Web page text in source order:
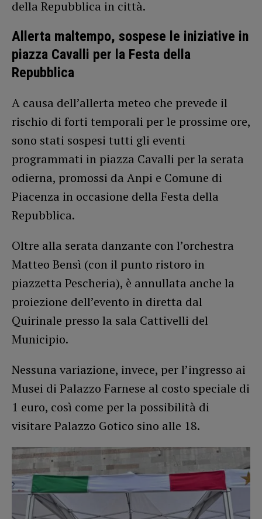
della Repubblica in città.
Allerta maltempo, sospese le iniziative in
piazza Cavalli per la Festa della
Repubblica
A causa dell’allerta meteo che prevede il
rischio di forti temporali per le prossime ore,
sono stati sospesi tutti gli eventi
programmati in piazza Cavalli per la serata
odierna, promossi da Anpi e Comune di
Piacenza in occasione della Festa della
Repubblica.
Oltre alla serata danzante con l’orchestra
Matteo Bensì (con il punto ristoro in
piazzetta Pescheria), è annullata anche la
proiezione dell’evento in diretta dal
Quirinale presso la sala Cattivelli del
Municipio.
Nessuna variazione, invece, per l’ingresso ai
Musei di Palazzo Farnese al costo speciale di
1 euro, così come per la possibilità di
visitare Palazzo Gotico sino alle 18.